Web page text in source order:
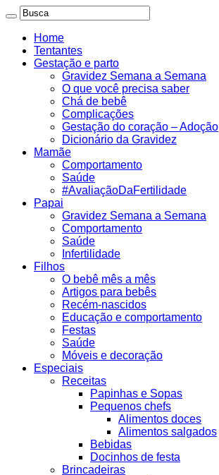
Home
Tentantes
Gestação e parto
Gravidez Semana a Semana
O que você precisa saber
Chá de bebê
Complicações
Gestação do coração – Adoção
Dicionário da Gravidez
Mamãe
Comportamento
Saúde
#AvaliaçãoDaFertilidade
Papai
Gravidez Semana a Semana
Comportamento
Saúde
Infertilidade
Filhos
O bebê mês a mês
Artigos para bebês
Recém-nascidos
Educação e comportamento
Festas
Saúde
Móveis e decoração
Especiais
Receitas
Papinhas e Sopas
Pequenos chefs
Alimentos doces
Alimentos salgados
Bebidas
Docinhos de festa
Brincadeiras